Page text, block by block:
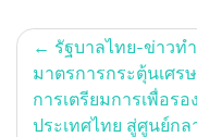
Post
navigation
รัฐบาลไทย-ข่าวท
มาตรการกระตุ้นเศร
การเตรียมการเพื่อร
ประเทศไทย สู่ศูนย์ก